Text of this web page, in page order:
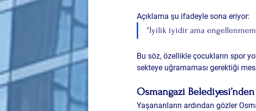
Açıklama şu ifadeyle sona eriyor:
“İyilik iyidir ama
Bu söz, özellikle çocukların spor
sekteye uğramaması gerektiği
Osmangazi
Yaşananların ardından gözler